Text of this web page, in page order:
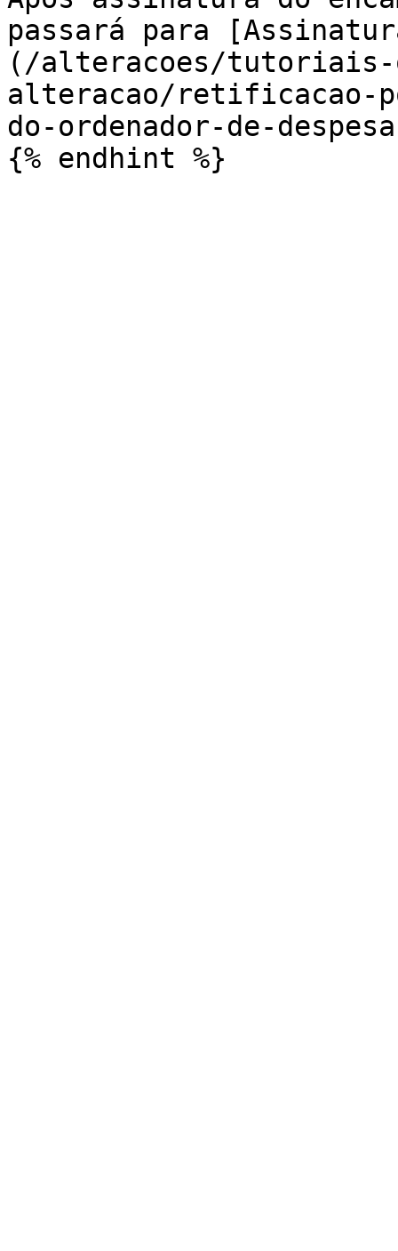
passará para
(/alteracoes/
alteracao/retificacao-
do-ordenador-de-